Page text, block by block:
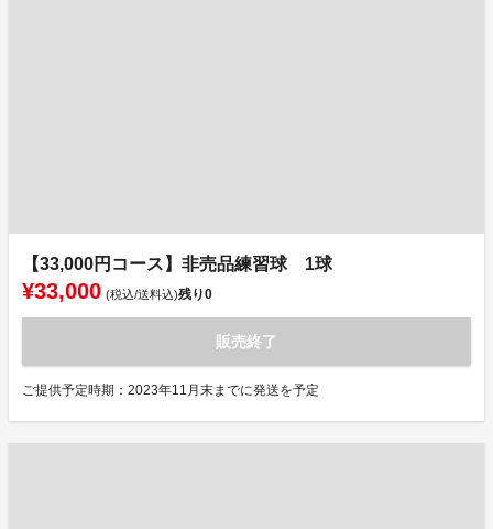
【33,000円コース】非売品練習球 1球
¥33,000 (税込/送料込)残り0
販売終了
ご提供予定時期：2023年11月末までに発送を予定